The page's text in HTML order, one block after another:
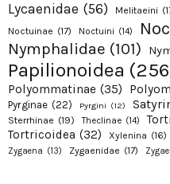
Lycaenidae (56) Melitaeini
Noctuinae (17) Noctuini (14)
Nymphalidae (101)
Papilionoidea
Polyommatinae (35)
Pyrginae (22) Pyrgini (12)
Sterrhinae (19) Theclinae (14)
Tortricoidea (32) Xylenina (16)
Zygaena (13) Zygaenidae (17)